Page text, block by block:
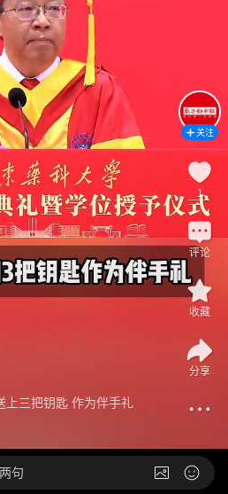
上三把钥匙 作为伴手礼
关注
1
评论
收藏
分享
句